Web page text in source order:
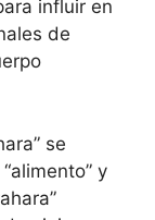
influir en
de
se
y